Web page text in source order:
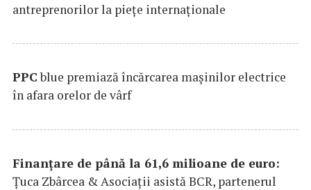
antreprenorilor la pieţe internaţionale
PPCblue premiază încărcarea maşinilor electrice
în afara orelor de vârf
Finanțare de până la 61,6 milioane de euro:
Țuca Zbârcea & Asociații asistă BCR, partenerul